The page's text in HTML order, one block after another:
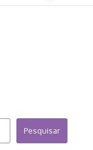
Pesquisar